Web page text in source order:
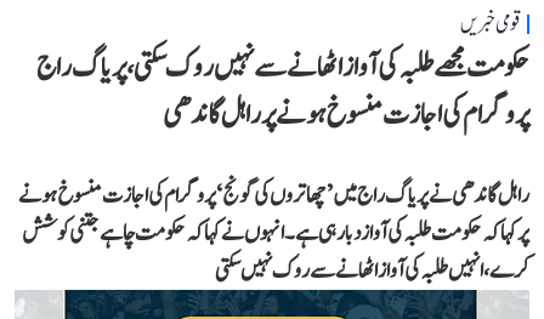
قومی خبریں
حکومت مجھے طلبہ کی آواز اٹھانے سے نہیں روک سکتی، پریاگ راج
پروگرام کی اجازت منسوخ ہونے پر راہل گاندھی
راہل گاندھی نے پریاگ راج میں ’چھاتروں کی گونج‘ پروگرام کی اجازت منسوخ ہونے
پر کہا کہ حکومت طلبہ کی آواز دبا رہی ہے۔ انہوں نے کہا کہ حکومت چاہے جتنی کوشش
کرے، انہیں طلبہ کی آواز اٹھانے سے روک نہیں سکتی